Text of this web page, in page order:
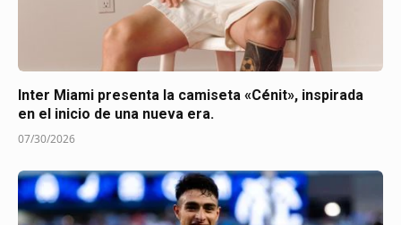
Inter Miami presenta la camiseta «Cénit», inspirada
en el inicio de una nueva era.
07/30/2026